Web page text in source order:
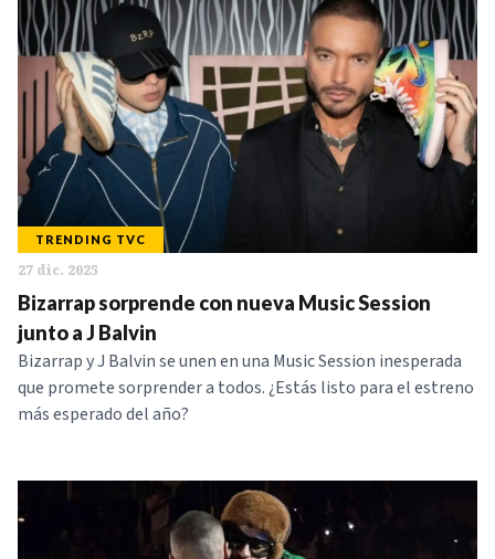
TRENDING TVC
27 dic. 2025
Bizarrap sorprende con nueva Music Session
junto a J Balvin
Bizarrap y J Balvin se unen en una Music Session inesperada
que promete sorprender a todos. ¿Estás listo para el estreno
más esperado del año?